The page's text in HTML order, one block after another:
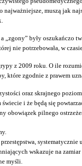
muszą jak
były oszukańczo
nie potrzebowała, w
z 2009 roku. O ile
które zgodnie z prawem
oraz skrajnego
i że będą się
pilnego
wskazuje na zamiar
myśli.